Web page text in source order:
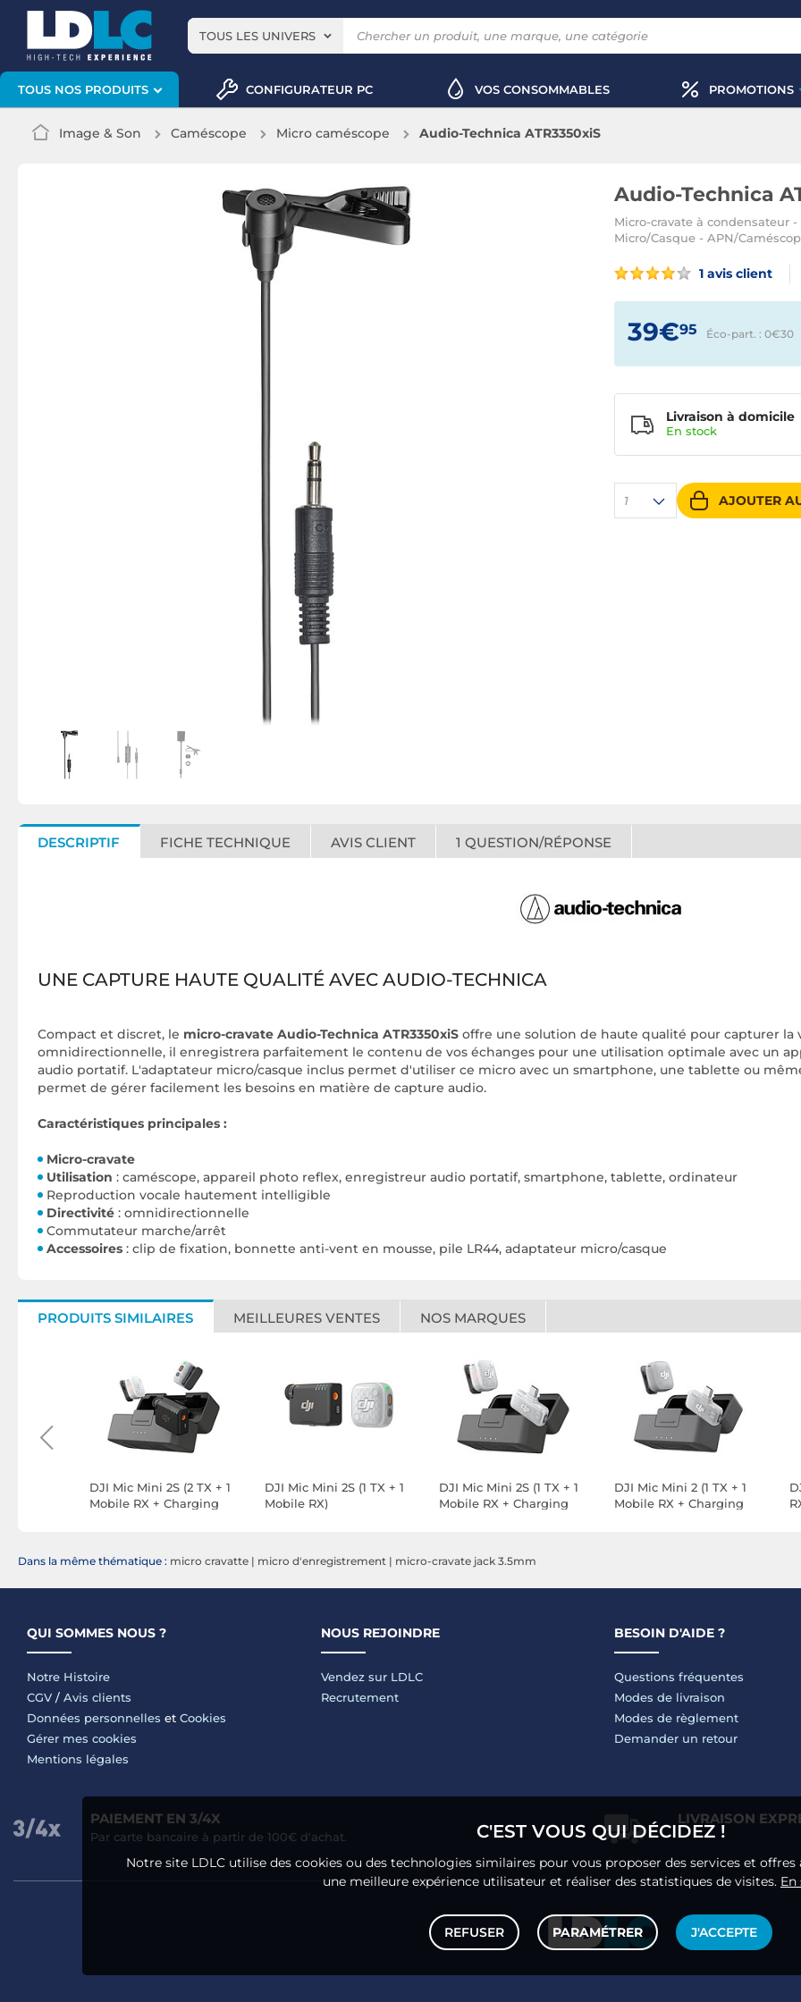
TOUS LES UNIVERS
TOUS NOS PRODUITS CONFIGURATEUR PC VOS CONSOMMABLES PROMOTIONS
Image & Son Caméscope Micro caméscope Audio-Technica ATR3350xiS
Audio-Technica
Micro-cravate à condensateur
Micro/Casque - APN/
1 avis client
39€95 Éco-part. : 0€30
1 AJOUTER
Livraison à domicile
En stock
DESCRIPTIF FICHE TECHNIQUE AVIS CLIENT 1 QUESTION/RÉPONSE
UNE CAPTURE HAUTE QUALITÉ AVEC AUDIO-TECHNICA
Compact et discret, le micro-cravate Audio-Technica ATR3350xiS offre une solution de haute qualité pour capturer la
omnidirectionnelle, il enregistrera parfaitement le contenu de vos échanges pour une utilisation optimale avec un
audio portatif. L'adaptateur micro/casque inclus permet d'utiliser ce micro avec un smartphone, une tablette ou
permet de gérer facilement les besoins en matière de capture audio.
Caractéristiques principales :
Micro-cravate
Utilisation : caméscope, appareil photo reflex, enregistreur audio portatif, smartphone, tablette, ordinateur
Reproduction vocale hautement intelligible
Directivité : omnidirectionnelle
Commutateur marche/arrêt
Accessoires : clip de fixation, bonnette anti-vent en mousse, pile LR44, adaptateur micro/casque
PRODUITS SIMILAIRES MEILLEURES VENTES NOS MARQUES
DJI Mic Mini 2S (2 TX + 1
Mobile RX + Charging
DJI Mic Mini 2S (1 TX + 1
Mobile RX)
DJI Mic Mini 2S (1 TX + 1
Mobile RX + Charging
DJI Mic Mini 2 (1 TX + 1
Mobile RX + Charging
Dans la même thématique : micro cravatte | micro d'enregistrement | micro-cravate jack 3.5mm
QUI SOMMES NOUS ?
Notre Histoire
CGV / Avis clients
Données personnelles et Cookies
Gérer mes cookies
Mentions légales
NOUS REJOINDRE
Vendez sur LDLC
Recrutement
BESOIN D'AIDE ?
Questions fréquentes
Modes de livraison
Modes de règlement
Demander un retour
PAIEMENT EN 3/4X
Par carte bancaire à partir de 100€ d'achat.
LIVRAISON
C'EST VOUS QUI DÉCIDEZ !
Notre site LDLC utilise des cookies ou des technologies similaires pour vous proposer des services et
une meilleure expérience utilisateur et réaliser des statistiques de visites. En
REFUSER PARAMÉTRER J'ACCEPTE